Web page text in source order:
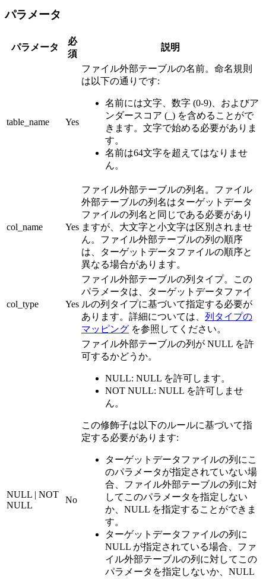
パラメータ
パラメータ
必
須
説明
table_name Yes
ファイル外部テーブルの名前。命名規則
は以下の通りです:
名前には文字、数字 (0-9)、およびア
ンダースコア (_) を含めることがで
きます。文字で始める必要がありま
す。
名前は64文字を超えてはなりませ
ん。
col_name Yes
ファイル外部テーブルの列名。ファイル
外部テーブルの列名はターゲットデータ
ファイルの列名と同じである必要があり
ますが、大文字と小文字は区別されませ
ん。ファイル外部テーブルの列の順序
は、ターゲットデータファイルの順序と
異なる場合があります。
col_type Yes
ファイル外部テーブルの列タイプ。この
パラメータは、ターゲットデータファイ
ルの列タイプに基づいて指定する必要が
あります。詳細については、 列タイプの
マッピング を参照してください。
NULL | NOT
NULL
No
ファイル外部テーブルの列が NULL を許
可するかどうか。
NULL: NULL を許可します。
NOT NULL: NULL を許可しませ
ん。
この修飾子は以下のルールに基づいて指
定する必要があります:
ターゲットデータファイルの列にこ
のパラメータが指定されていない場
合、ファイル外部テーブルの列に対
してこのパラメータを指定しない
か、NULL を指定することができま
す。
ターゲットデータファイルの列に
NULL が指定されている場合、ファ
イル外部テーブルの列に対してこの
パラメータを指定しないか、NULL